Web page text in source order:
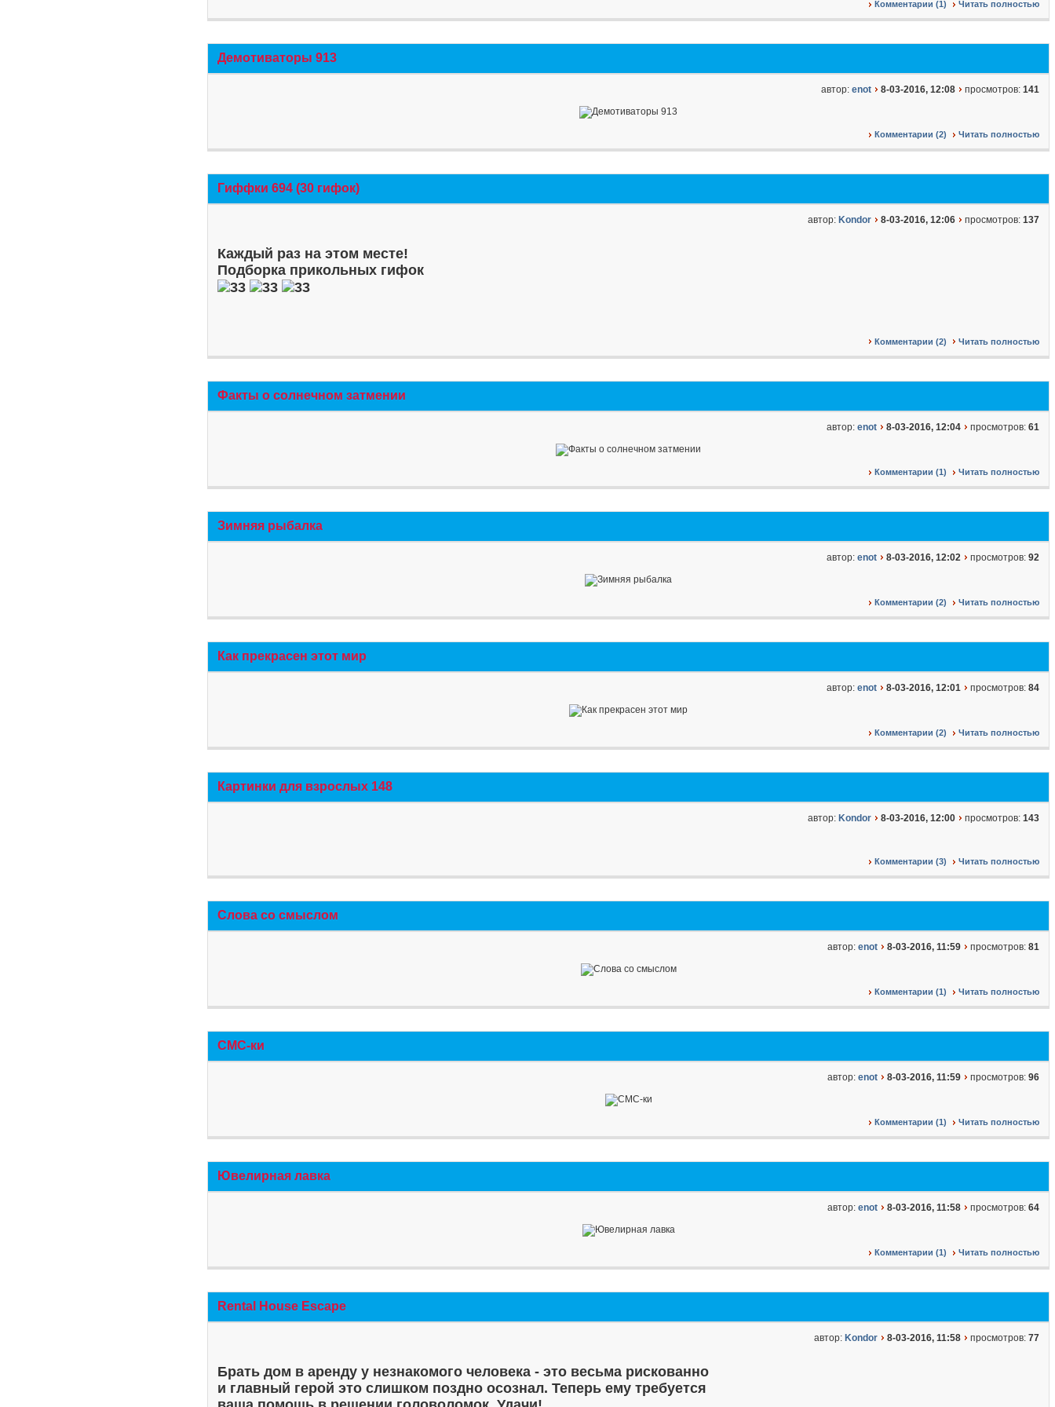
Комментарии (1) Читать полностью
Демотиваторы 913
автор: enot 8-03-2016, 12:08 просмотров: 141
Комментарии (2) Читать полностью
Гиффки 694 (30 гифок)
автор: Kondor 8-03-2016, 12:06 просмотров: 137
Каждый раз на этом месте!
Подборка прикольных гифок
Комментарии (2) Читать полностью
Факты о солнечном затмении
автор: enot 8-03-2016, 12:04 просмотров: 61
Комментарии (1) Читать полностью
Зимняя рыбалка
автор: enot 8-03-2016, 12:02 просмотров: 92
Комментарии (2) Читать полностью
Как прекрасен этот мир
автор: enot 8-03-2016, 12:01 просмотров: 84
Комментарии (2) Читать полностью
Картинки для взрослых 148
автор: Kondor 8-03-2016, 12:00 просмотров: 143
Комментарии (3) Читать полностью
Слова со смыслом
автор: enot 8-03-2016, 11:59 просмотров: 81
Комментарии (1) Читать полностью
СМС-ки
автор: enot 8-03-2016, 11:59 просмотров: 96
Комментарии (1) Читать полностью
Ювелирная лавка
автор: enot 8-03-2016, 11:58 просмотров: 64
Комментарии (1) Читать полностью
Rental House Escape
автор: Kondor 8-03-2016, 11:58 просмотров: 77
Брать дом в аренду у незнакомого человека - это весьма рискованно
и главный герой это слишком поздно осознал. Теперь ему требуется